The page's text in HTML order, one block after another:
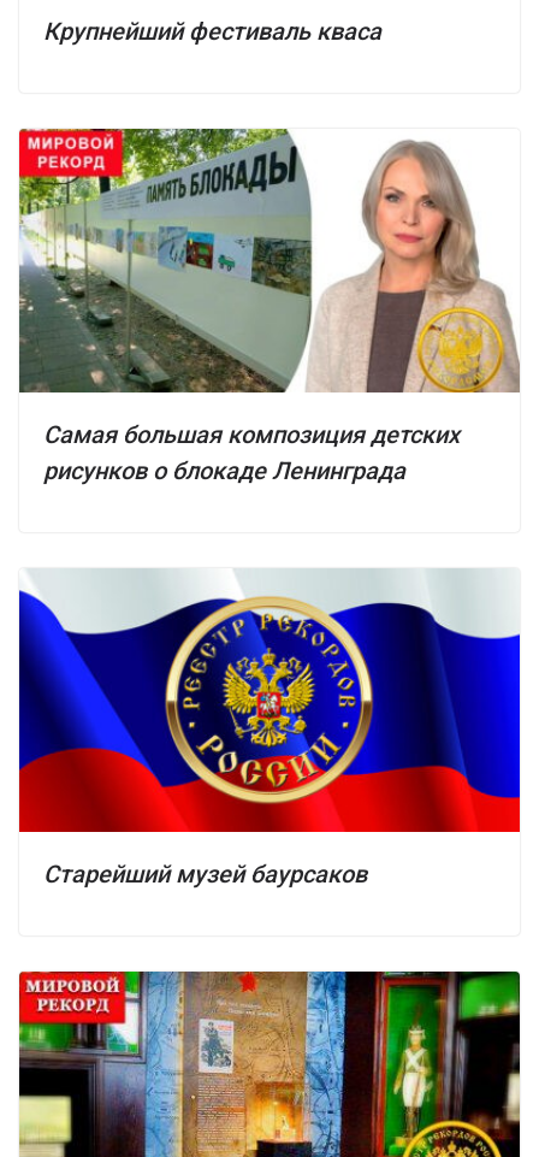
Крупнейший фестиваль кваса
Самая большая композиция детских
рисунков о блокаде Ленинграда
Старейший музей баурсаков